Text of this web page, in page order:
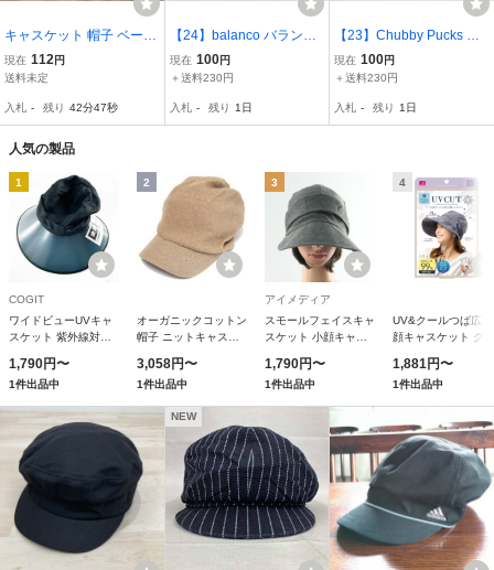
キャスケット 帽子 ベージ
ュ ホワイト ハット
現在 112円
送料未定
入札 - 残り 42分46秒
【24】balanco バランコ
キャスケット マリンキャ
ップ ベージュ ウール リ
現在 100円
＋送料230円
入札 - 残り 1日
【23】Chubby Pucks キ
ャスケット ワークキャッ
プ 帽子 グレー 杢調 シン
現在 100円
＋送料230円
入札 - 残り 1日
人気の製品
1
COGIT
ワイドビューUVキャ
スケット 紫外線対策
ジット 頭囲56～58cm
ブラック
1,790円〜
1件出品中
2
オーガニックコットン
帽子 ニットキャスケ
ス 日本製 58cm 60cm
knit-1373 爆買
3,058円〜
1件出品中
3
アイメディア
スモールフェイスキャ
スケット 小顔キャス
スケット 小顔見せキ
ャスケット 小顔帽子
髪型が崩れにくい 帽
わり帽子
1,790円〜
1件出品中
4
UV&クールつば広小
顔キャスケット グレ
ーズ キャスケット
子 レディース つば
つば広帽子 紐 スト
ップ 調節可能
1,881円〜
1件出品中
NEW